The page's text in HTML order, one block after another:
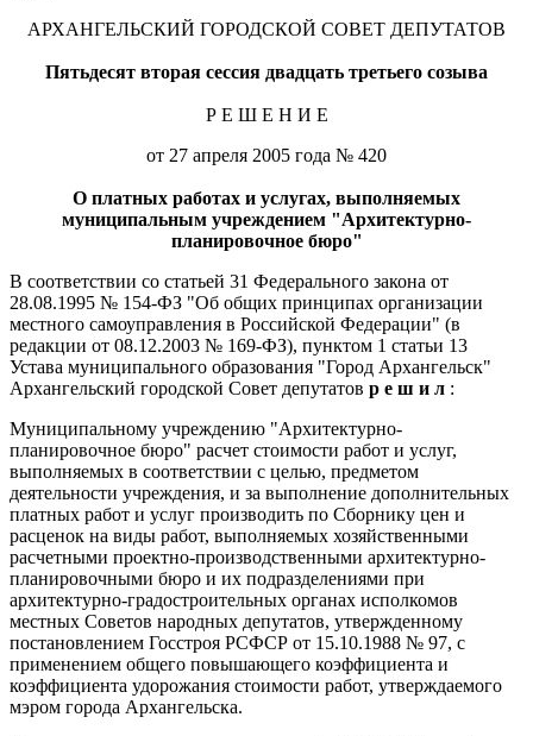
АРХАНГЕЛЬСКИЙ ГОРОДСКОЙ СОВЕТ ДЕПУТАТОВ
Пятьдесят вторая сессия двадцать третьего созыва
Р Е Ш Е Н И Е
от 27 апреля 2005 года № 420
О платных работах и услугах, выполняемых
муниципальным учреждением "Архитектурно-
планировочное бюро"
В соответствии со статьей 31 Федерального закона от
28.08.1995 № 154-ФЗ "Об общих принципах организации
местного самоуправления в Российской Федерации" (в
редакции от 08.12.2003 № 169-ФЗ), пунктом 1 статьи 13
Устава муниципального образования "Город Архангельск"
Архангельский городской Совет депутатов р е ш и л :
Муниципальному учреждению "Архитектурно-
планировочное бюро" расчет стоимости работ и услуг,
выполняемых в соответствии с целью, предметом
деятельности учреждения, и за выполнение дополнительных
платных работ и услуг производить по Сборнику цен и
расценок на виды работ, выполняемых хозяйственными
расчетными проектно-производственными архитектурно-
планировочными бюро и их подразделениями при
архитектурно-градостроительных органах исполкомов
местных Советов народных депутатов, утвержденному
постановлением Госстроя РСФСР от 15.10.1988 № 97, с
применением общего повышающего коэффициента и
коэффициента удорожания стоимости работ, утверждаемого
мэром города Архангельска.